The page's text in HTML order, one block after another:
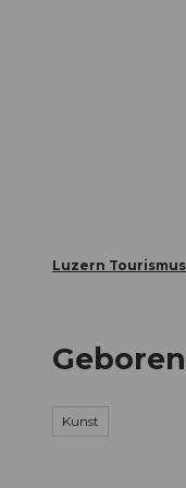
Luzern Tourismus
Kunst